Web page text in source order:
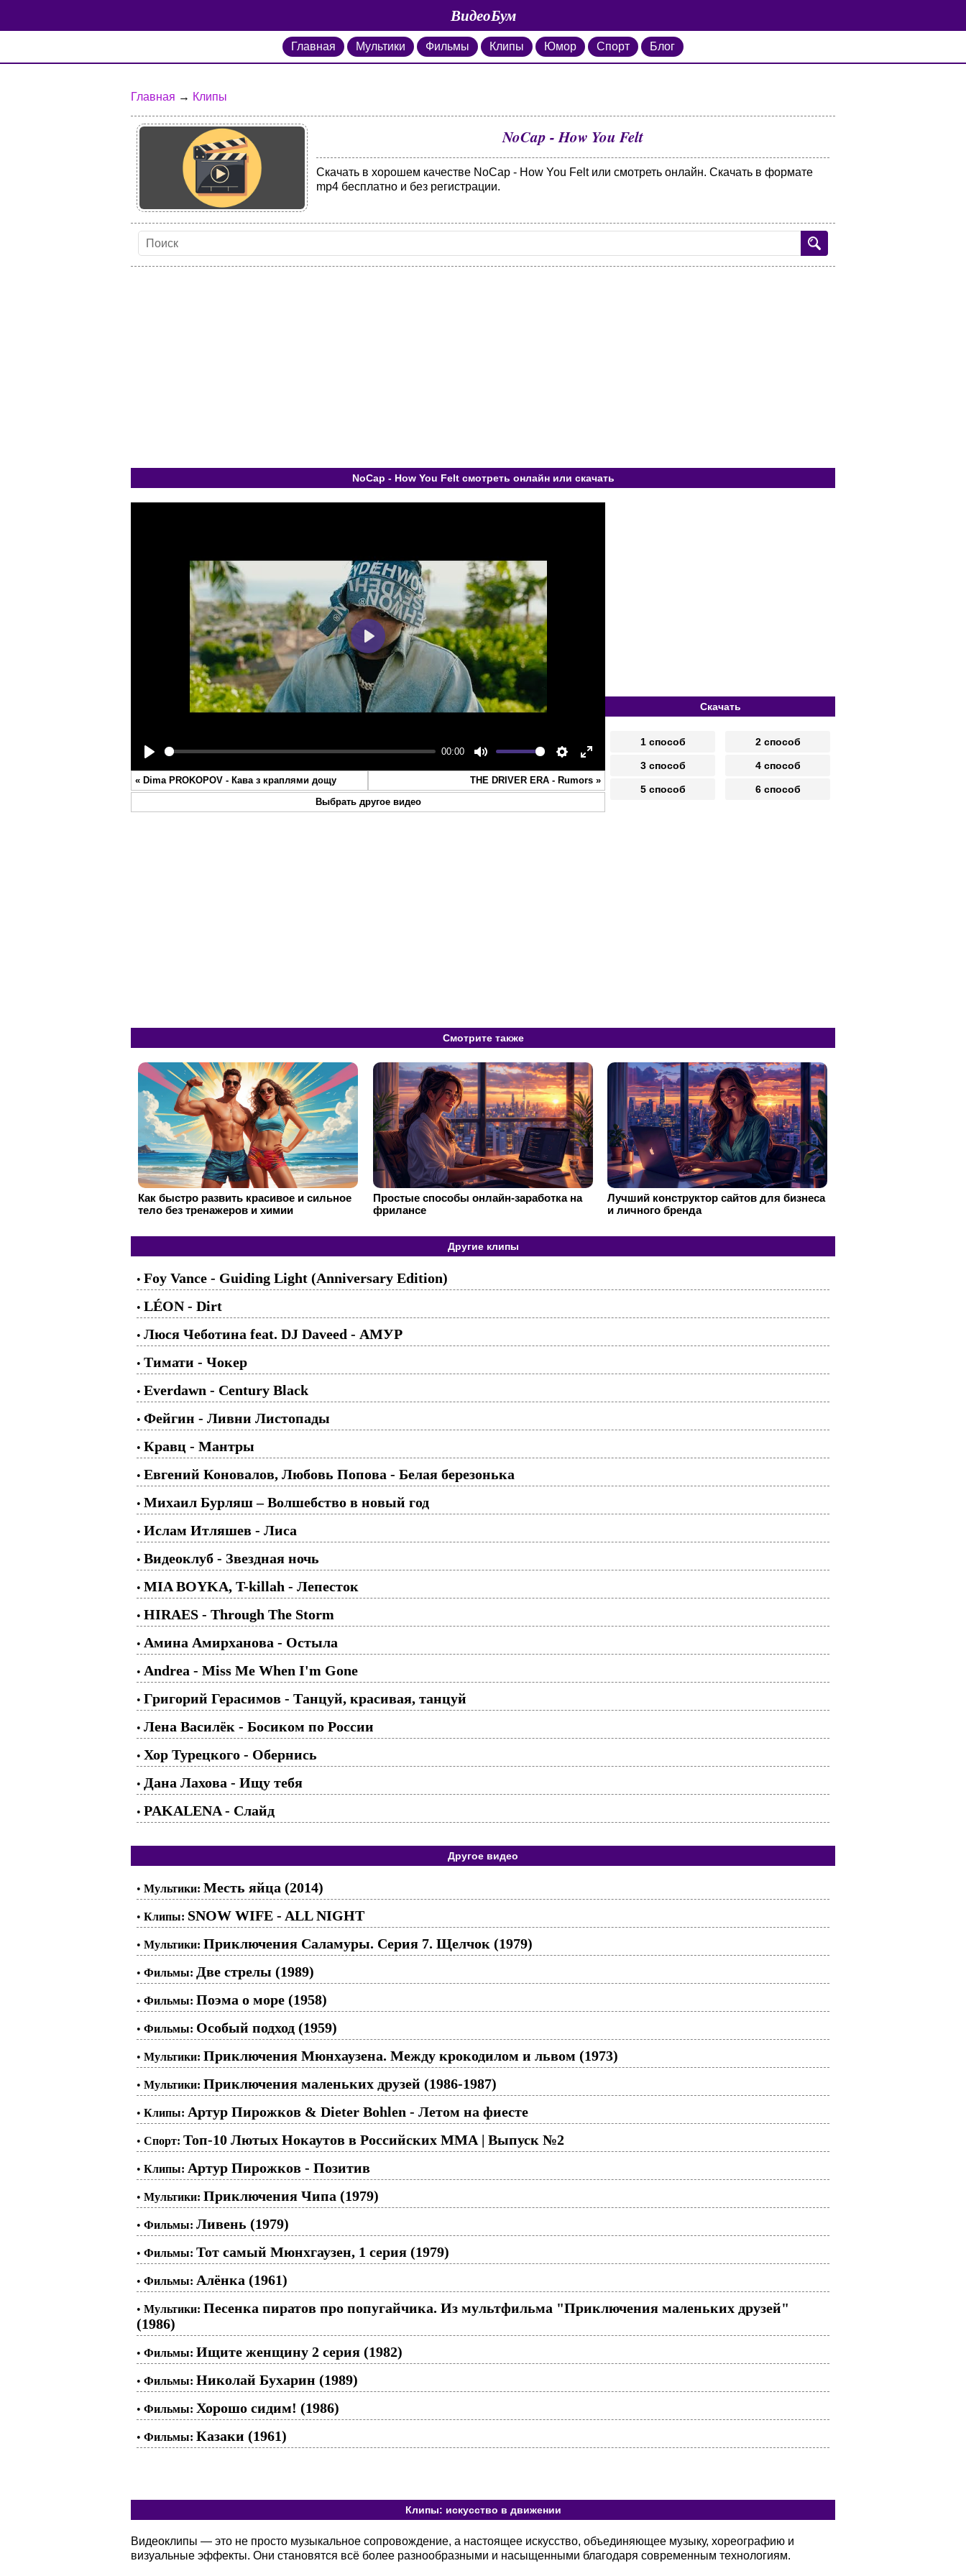
ВидеоБум
Главная Мультики Фильмы Клипы Юмор Спорт Блог
Главная → Клипы
NoCap - How You Felt
Скачать в хорошем качестве NoCap - How You Felt или смотреть онлайн. Скачать в формате
mp4 бесплатно и без регистрации.
NoCap - How You Felt смотреть онлайн или скачать
Play
00:00
Mute Settings
Enter
fullscreen
Play
« Dima PROKOPOV - Кава з краплями дощу THE DRIVER ERA - Rumors »
Выбрать другое видео
Скачать
1 способ 2 способ
3 способ 4 способ
5 способ 6 способ
Смотрите также
Как быстро развить красивое и сильное
тело без тренажеров и химии
Простые способы онлайн-заработка на
фрилансе
Лучший конструктор сайтов для бизнеса
и личного бренда
Другие клипы
• Foy Vance - Guiding Light (Anniversary Edition)
• LÉON - Dirt
• Люся Чеботина feat. DJ Daveed - АМУР
• Тимати - Чокер
• Everdawn - Century Black
• Фейгин - Ливни Листопады
• Кравц - Мантры
• Евгений Коновалов, Любовь Попова - Белая березонька
• Михаил Бурляш – Волшебство в новый год
• Ислам Итляшев - Лиса
• Видеоклуб - Звездная ночь
• MIA BOYKA, T-killah - Лепесток
• HIRAES - Through The Storm
• Амина Амирханова - Остыла
• Andrea - Miss Me When I'm Gone
• Григорий Герасимов - Танцуй, красивая, танцуй
• Лена Василёк - Босиком по России
• Хор Турецкого - Обернись
• Дана Лахова - Ищу тебя
• PAKALENA - Слайд
Другое видео
• Мультики: Месть яйца (2014)
• Клипы: SNOW WIFE - ALL NIGHT
• Мультики: Приключения Саламуры. Серия 7. Щелчок (1979)
• Фильмы: Две стрелы (1989)
• Фильмы: Поэма о море (1958)
• Фильмы: Особый подход (1959)
• Мультики: Приключения Мюнхаузена. Между крокодилом и львом (1973)
• Мультики: Приключения маленьких друзей (1986-1987)
• Клипы: Артур Пирожков & Dieter Bohlen - Летом на фиесте
• Спорт: Топ-10 Лютых Нокаутов в Российских ММА | Выпуск №2
• Клипы: Артур Пирожков - Позитив
• Мультики: Приключения Чипа (1979)
• Фильмы: Ливень (1979)
• Фильмы: Тот самый Мюнхгаузен, 1 серия (1979)
• Фильмы: Алёнка (1961)
• Мультики: Песенка пиратов про попугайчика. Из мультфильма "Приключения маленьких друзей"
(1986)
• Фильмы: Ищите женщину 2 серия (1982)
• Фильмы: Николай Бухарин (1989)
• Фильмы: Хорошо сидим! (1986)
• Фильмы: Казаки (1961)
Клипы: искусство в движении
Видеоклипы — это не просто музыкальное сопровождение, а настоящее искусство, объединяющее музыку, хореографию и
визуальные эффекты. Они становятся всё более разнообразными и насыщенными благодаря современным технологиям.